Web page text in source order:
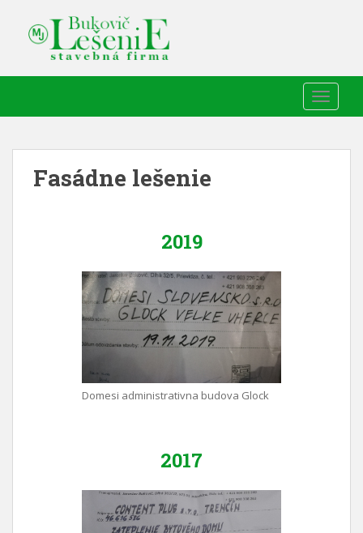
Fasádne lešenie
2019
Domesi administrativna budova Glock
2017